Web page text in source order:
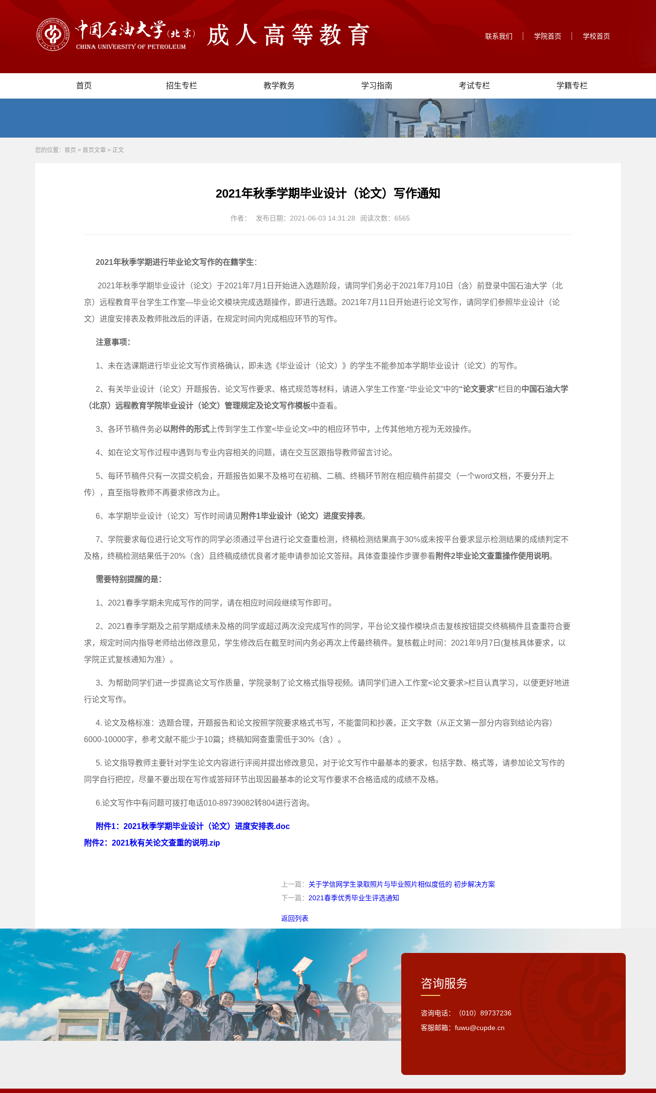
联系我们 学院首页 学校首页
首页 招生专栏 教学教务 学习指南 考试专栏 学籍专栏
您的位置： 首页 > 首页文章 > 正文
2021年秋季学期毕业设计（论文）写作通知
作者： 发布日期：2021-06-03 14:31:28 阅读次数：6565
2021年秋季学期进行毕业论文写作的在籍学生 ：
2021年秋季学期毕业设计（论文）于2021年7月 1 日开始进入选题阶段，请同学们务必于2021年7月 10 日（含）前登录中国石油大学（北
京）远程教育平台学生工作室—毕业论文模块完成选题操作，即进行选题。 2021年7月 11 日开始进行论文写作，请同学们参照毕业设计（论
文）进度安排表及教师批改后的评语，在规定时间内完成相应环节的写作。
注意事项：
1、未在选课期进行毕业论文写作资格确认，即未选《毕业设计（论文）》的学生不能参加本学期毕业设计（论文）的写作。
2、有关毕业设计（论文）开题报告、论文写作要求、格式规范等材料，请进入学生工作室-“毕业论文”中的“论文要求”栏目的中国石油大学
（北京）远程教育学院毕业设计（论文）管理规定及论文写作模板中查看。
3、各环节稿件务必以附件的形式 上传到学生工作室<毕业论文>中的相应环节中，上传其他地方视为无效操作。
4、如在论文写作过程中遇到与专业内容相关的问题，请在交互区跟指导教师留言讨论。
5、每环节稿件只有一次提交机会，开题报告如果不及格可在初稿、二稿、终稿环节附在相应稿件前提交（一个word文档，不要分开上
传），直至指导教师不再要求修改为止。
6、本学期毕业设计（论文）写作时间请见 附件1毕业设计（论文）进度安排表。
7、学院要求每位进行论文写作的同学必须通过平台进行论文查重检测，终稿检测结果高于30%或未按平台要求显示检测结果的成绩判定不
及格，终稿检测结果低于20%（含）且终稿成绩优良者才能申请参加论文答辩。具体查重操作步骤参看 附件2毕业论文查重操作使用说明。
需要特别提醒的是：
1、 2021春季学期未完成写作的同学，请在相应时间段继续写作即可。
2、 2021春季学期及之前学期成绩未及格的同学或超过两次没完成写作的同学， 平台论文操作模块点击复核按钮提交终稿稿件且查重符合要
求，规定时间内指导老师给出修改意见，学生修改后在截至时间内务必再次上传最终稿件。复核截止时间： 2021年9月 7 日(复核具体要求，以
学院正式复核通知为准）。
3、为帮助同学们进一步提高论文写作质量，学院录制了论文格式指导视频。请同学们进入工作室<论文要求>栏目认真学习，以便更好地进
行论文写作。
4. 论文及格标准：选题合理，开题报告和论文按照学院要求格式书写，不能雷同和抄袭，正文字数（从正文第一部分内容到结论内容）
6000-10000字，参考文献不能少于10篇；终稿知网查重需低于30%（含）。
5. 论文指导教师主要针对学生论文内容进行评阅并提出修改意见，对于论文写作中最基本的要求，包括字数、格式等，请参加论文写作的
同学自行把控，尽量不要出现在写作或答辩环节出现因最基本的论文写作要求不合格造成的成绩不及格。
6.论文写作中有问题可拨打电话010-89739082转804进行咨询。
附件1：2021秋季学期毕业设计（论文）进度安排表.doc
附件2：2021秋有关论文查重的说明.zip
上一篇： 关于学信网学生录取照片与毕业照片相似度低的 初步解决方案
下一篇： 2021春季优秀毕业生评选通知
返回列表
咨询服务
咨询电话：（010）89737236
客服邮箱：fuwu@cupde.cn